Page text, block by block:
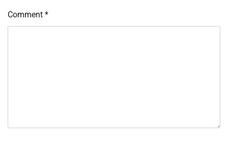
Comment *